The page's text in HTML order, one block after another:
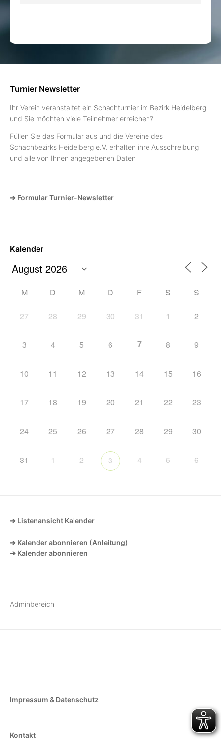
Turnier Newsletter
Ihr Verein veranstaltet ein Schachturnier im Bezirk Heidelberg
und Sie möchten viele Teilnehmer erreichen?
Füllen Sie das Formular aus und die Vereine des
Schachbezirks Heidelberg e.V. erhalten ihre Ausschreibung
und alle von Ihnen angegebenen Daten
➔ Formular Turnier-Newsletter
Kalender
M D M D F S S
27 28 29 30 31 1 2
3 4 5 6 7 8 9
10 11 12 13 14 15 16
17 18 19 20 21 22 23
24 25 26 27 28 29 30
31 1 2 3 4 5 6
➔ Listenansicht Kalender
➔ Kalender abonnieren (Anleitung)
➔ Kalender abonnieren
Adminbereich
Impressum & Datenschutz
Kontakt